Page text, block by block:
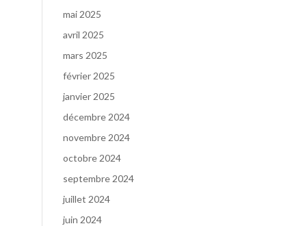
mai 2025
avril 2025
mars 2025
février 2025
janvier 2025
décembre 2024
novembre 2024
octobre 2024
septembre 2024
juillet 2024
juin 2024